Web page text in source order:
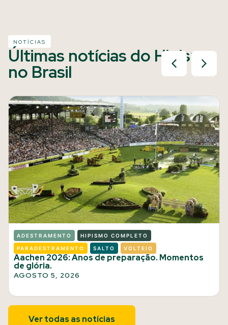
NOTÍCIAS
Últimas notícias do Hipismo
no Brasil
ADESTRAMENTO HIPISMO COMPLETO
PARADESTRAMENTO SALTO VOLTEIO
Aachen 2026: Anos de preparação. Momentos
de glória.
AGOSTO 5, 2026
Ver todas as notícias